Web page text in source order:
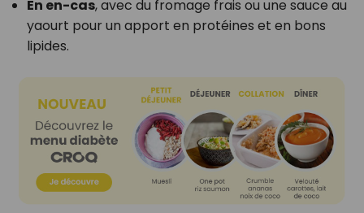
En en-cas, avec du fromage frais ou une sauce au
yaourt pour un apport en protéines et en bons
lipides.